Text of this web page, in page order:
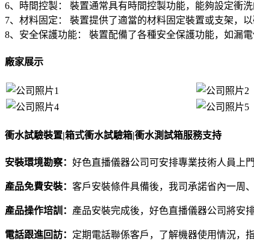
6、時間控製： 裝置通常具有時間控製功能，能夠設定衝
7、材料固定： 裝置提供了適當的材料固定裝置或支架，
8、安全保護功能： 裝置配備了各種安全保護功能，如漏
廠家展示
衝水試驗裝置|箱式衝水試驗箱|衝水測試箱服務支持
安裝環境勘察： 好色直播儀器公司可安排專業技術人員上
產品免費安裝： 客戶安裝條件具備後，我司承諾省內一周
產品操作培訓： 產品安裝完成後，好色直播儀器公司將安
電話跟進回訪： 定期電話聯係客戶，了解機器使用情況，